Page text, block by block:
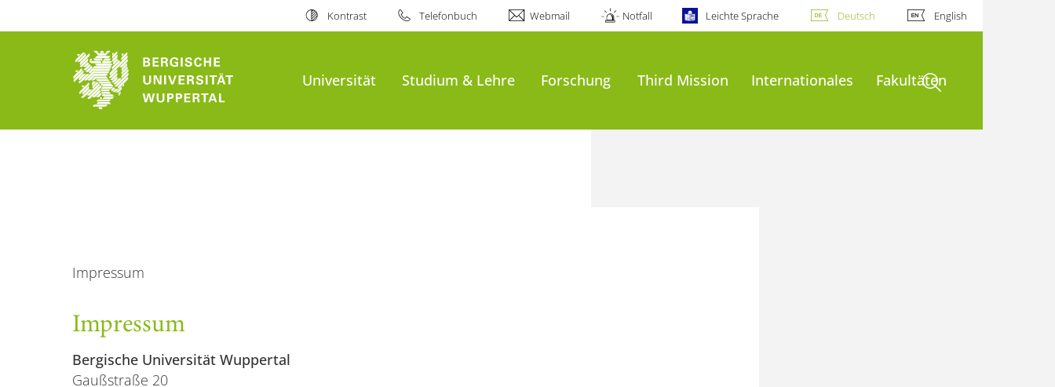
Kontrast Telefonbuch Webmail Notfall Leichte Sprache Deutsch English
Universität Studium & Lehre Forschung Third Mission Internationales FakultätenSuche öffnen
Impressum
Impressum
Bergische Universität Wuppertal
Gaußstraße 20